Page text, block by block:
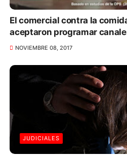
El comercial contra la
aceptaron programar
NOVIEMBRE 08, 2017
JUDICIALES